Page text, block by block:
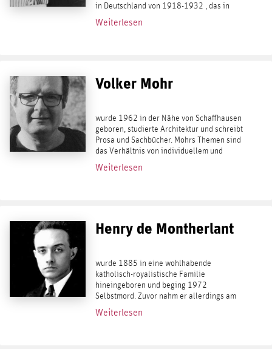
in Deutschland von 1918-1932 , das in
einer 6., von Karlheinz Weißmann
vollständig überarbeiteten Auflage bei
Weiterlesen
Volker Mohr
wurde 1962 in der Nähe von Schaffhausen
geboren, studierte Architektur und schreibt
Prosa und Sachbücher. Mohrs Themen sind
das Verhältnis von individuellem und
kollektivem Schicksal, die Frage nach der
Identität und die nach der persönlichen...
Weiterlesen
Henry de Montherlant
wurde 1885 in eine wohlhabende
katholisch-royalistische Familie
hineingeboren und beging 1972
Selbstmord. Zuvor nahm er allerdings am
Ersten Weltkrieg teil und wurde mehrfach
ausgezeichnet. Danach lebte er als freier
Weiterlesen